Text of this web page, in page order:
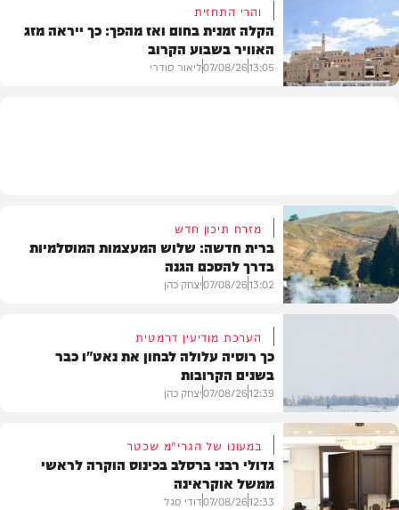
פוליטי
והרי התחזית
הקלה זמנית בחום ואז מהפך: כך ייראה מזג
האוויר בשבוע הקרוב
13:05
07/08/26ליאור סודרי
מזרח תיכון חדש
ברית חדשה: שלוש המעצמות המוסלמיות
בדרך להסכם הגנה
13:02
07/08/26יצחק כהן
הערכת מודיעין דרמטית
כך רוסיה עלולה לבחון את נאט"ו כבר
בשנים הקרובות
12:39
07/08/26יצחק כהן
במעונו של הגרי"מ שכטר
גדולי רבני ברסלב בכינוס הוקרה לראשי
ממשל אוקראינה
12:33
07/08/26דודי סגל